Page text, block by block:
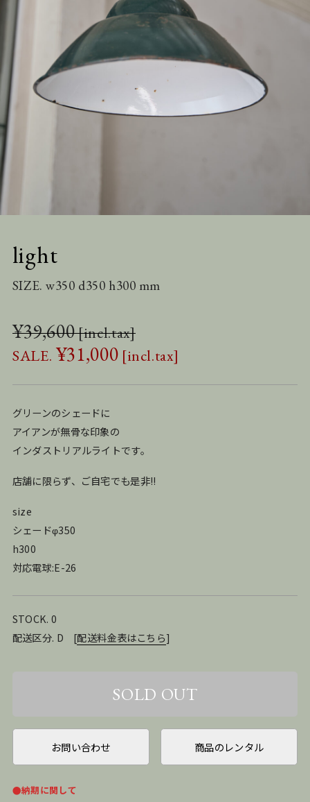
light
SIZE. w350 d350 h300 mm
¥39,600
¥31,000
グリーンのシェードに
アイアンが無骨な印象の
インダストリアルライトです。
店舗に限らず、ご自宅でも是非!!
size
シェードφ350
h300
対応電球:E-26
STOCK. 0
配送区分. D [配送料金表はこちら]
お問い合わせ 商品のレンタル
●納期に関して